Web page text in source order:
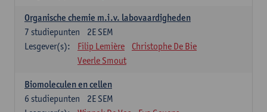
Organische chemie m.i.v. labovaardigheden
2E SEM
7 studiepunten
Lesgever(s):
Filip Lemière
Christophe De Bie
Veerle Smout
Biomoleculen en cellen
2E SEM
6 studiepunten